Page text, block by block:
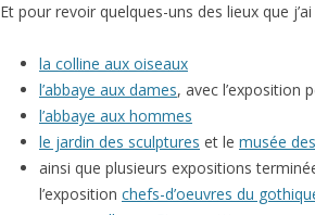
Et pour revoir quelques-uns des lieux que
la colline aux oiseaux
l’abbaye aux dames, avec l’exposition
l’abbaye aux hommes
le jardin des sculptures et le musée
ainsi que plusieurs expositions
l’exposition chefs-d’oeuvres du